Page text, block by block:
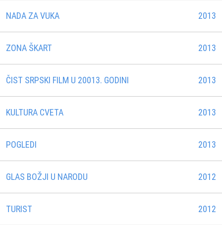
NADA ZA VUKA 2013
ZONA ŠKART 2013
ČIST SRPSKI FILM U 20013. GODINI 2013
KULTURA CVETA 2013
POGLEDI 2013
GLAS BOŽJI U NARODU 2012
TURIST 2012